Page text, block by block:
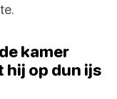
kamer
op dun ijs